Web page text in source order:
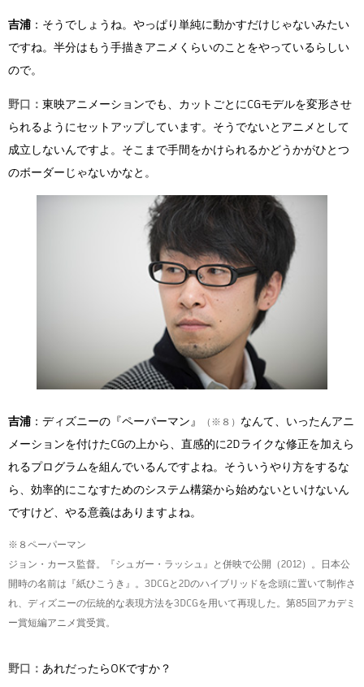
吉浦 ：そうでしょうね。やっぱり単純に動かすだけじゃないみたい
ですね。半分はもう手描きアニメくらいのことをやっているらしい
ので。
野口： 東映アニメーションでも、カットごとにCGモデルを変形させ
られるようにセットアップしています。そうでないとアニメとして
成立しないんですよ。そこまで手間をかけられるかどうかがひとつ
のボーダーじゃないかなと。
吉浦 ：ディズニーの『ペーパーマン』 （※８） なんて、いったんアニ
メーションを付けたCGの上から、直感的に2Dライクな修正を加えら
れるプログラムを組んでいるんですよね。そういうやり方をするな
ら、効率的にこなすためのシステム構築から始めないといけないん
ですけど、やる意義はありますよね。
※８ペーパーマン
ジョン・カース監督。『シュガー・ラッシュ』と併映で公開（2012）。日本公
開時の名前は『紙ひこうき』。3DCGと2Dのハイブリッドを念頭に置いて制作さ
れ、ディズニーの伝統的な表現方法を3DCGを用いて再現した。第85回アカデミ
ー賞短編アニメ賞受賞。
野口： あれだったらOKですか？